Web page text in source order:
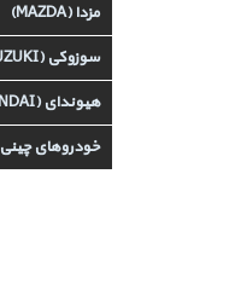
مزدا (MAZDA)
سوزوکی (SUZUKI)
هیوندای (HYUNDAI)
خودروهای چینی